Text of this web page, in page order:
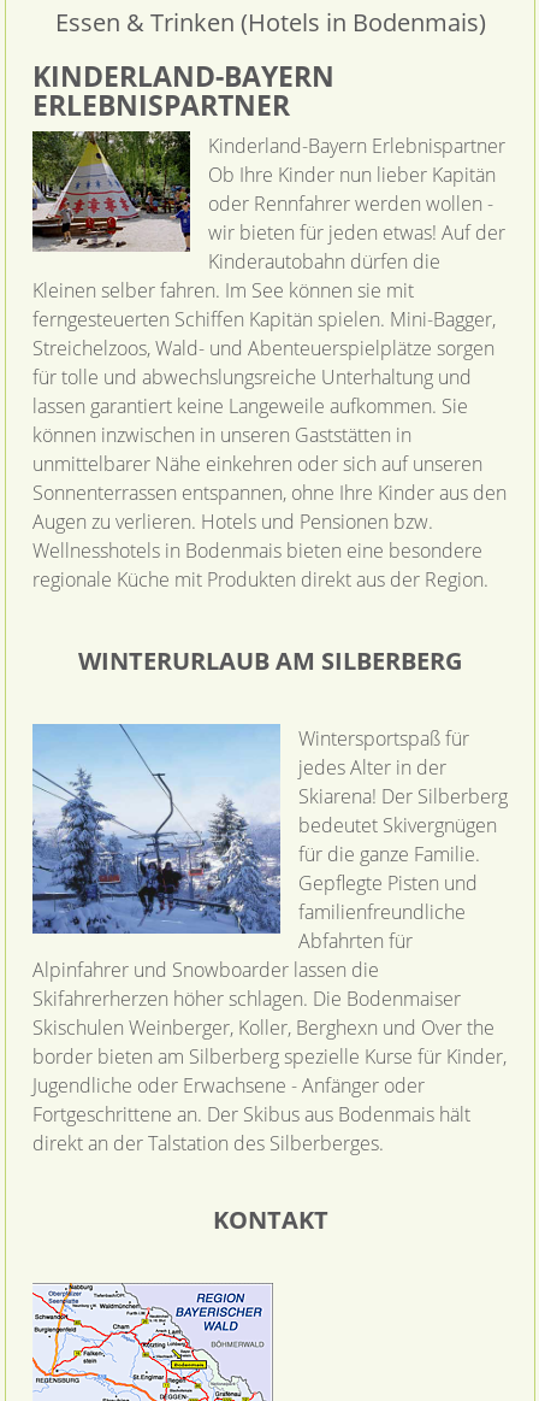
Essen & Trinken (Hotels in Bodenmais)
KINDERLAND-BAYERN
ERLEBNISPARTNER
Kinderland-Bayern Erlebnispartner
Ob Ihre Kinder nun lieber Kapitän
oder Rennfahrer werden wollen -
wir bieten für jeden etwas! Auf der
Kinderautobahn dürfen die
Kleinen selber fahren. Im See können sie mit
ferngesteuerten Schiffen Kapitän spielen. Mini-Bagger,
Streichelzoos, Wald- und Abenteuerspielplätze sorgen
für tolle und abwechslungsreiche Unterhaltung und
lassen garantiert keine Langeweile aufkommen. Sie
können inzwischen in unseren Gaststätten in
unmittelbarer Nähe einkehren oder sich auf unseren
Sonnenterrassen entspannen, ohne Ihre Kinder aus den
Augen zu verlieren. Hotels und Pensionen bzw.
Wellnesshotels in Bodenmais bieten eine besondere
regionale Küche mit Produkten direkt aus der Region.
WINTERURLAUB AM SILBERBERG
Wintersportspaß für
jedes Alter in der
Skiarena! Der Silberberg
bedeutet Skivergnügen
für die ganze Familie.
Gepflegte Pisten und
familienfreundliche
Abfahrten für
Alpinfahrer und Snowboarder lassen die
Skifahrerherzen höher schlagen. Die Bodenmaiser
Skischulen Weinberger, Koller, Berghexn und Over the
border bieten am Silberberg spezielle Kurse für Kinder,
Jugendliche oder Erwachsene - Anfänger oder
Fortgeschrittene an. Der Skibus aus Bodenmais hält
direkt an der Talstation des Silberberges.
KONTAKT